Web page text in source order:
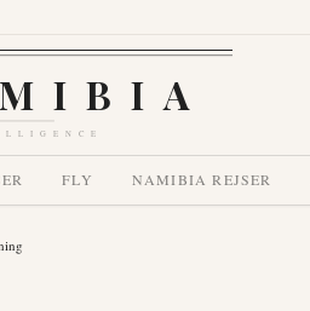
FLY NAMIBIA REJSER